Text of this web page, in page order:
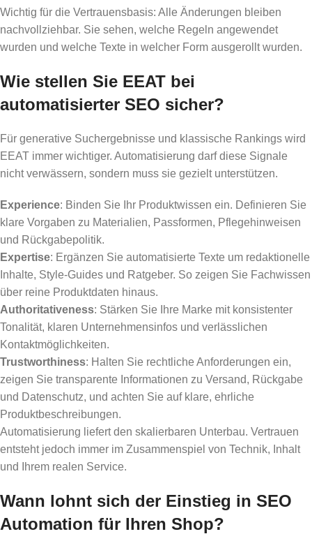
Wichtig für die Vertrauensbasis: Alle Änderungen bleiben
nachvollziehbar. Sie sehen, welche Regeln angewendet
wurden und welche Texte in welcher Form ausgerollt wurden.
Wie stellen Sie EEAT bei
automatisierter SEO sicher?
Für generative Suchergebnisse und klassische Rankings wird
EEAT immer wichtiger. Automatisierung darf diese Signale
nicht verwässern, sondern muss sie gezielt unterstützen.
Experience: Binden Sie Ihr Produktwissen ein. Definieren Sie
klare Vorgaben zu Materialien, Passformen, Pflegehinweisen
und Rückgabepolitik.
Expertise: Ergänzen Sie automatisierte Texte um redaktionelle
Inhalte, Style-Guides und Ratgeber. So zeigen Sie Fachwissen
über reine Produktdaten hinaus.
Authoritativeness: Stärken Sie Ihre Marke mit konsistenter
Tonalität, klaren Unternehmensinfos und verlässlichen
Kontaktmöglichkeiten.
Trustworthiness: Halten Sie rechtliche Anforderungen ein,
zeigen Sie transparente Informationen zu Versand, Rückgabe
und Datenschutz, und achten Sie auf klare, ehrliche
Produktbeschreibungen.
Automatisierung liefert den skalierbaren Unterbau. Vertrauen
entsteht jedoch immer im Zusammenspiel von Technik, Inhalt
und Ihrem realen Service.
Wann lohnt sich der Einstieg in SEO
Automation für Ihren Shop?